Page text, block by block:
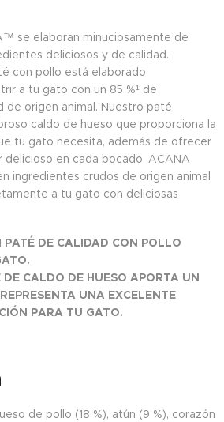
se elaboran minuciosamente de
deliciosos y de calidad.
con pollo está elaborado
a tu gato con un 85 %¹ de
de origen animal. Nuestro paté
caldo de hueso que proporciona la
tu gato necesita, además de ofrecer
delicioso en cada bocado. ACANA
ingredientes crudos de origen animal
a tu gato con deliciosas
PATÉ DE CALIDAD CON POLLO
CALDO DE HUESO APORTA UN
UNA EXCELENTE
PARA TU GATO.
de pollo (18 %), atún (9 %), corazón